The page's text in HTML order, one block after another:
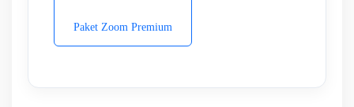
Paket Zoom Premium